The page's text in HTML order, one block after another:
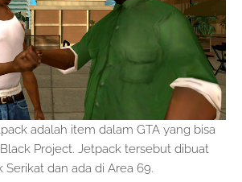
adalah item dalam GTA yang bisa
Project. Jetpack tersebut dibuat
dan ada di Area 69.